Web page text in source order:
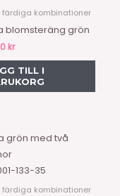
färdiga kombinationer
blomsteräng grön
kr
TILL I
133-35
färdiga kombinationer